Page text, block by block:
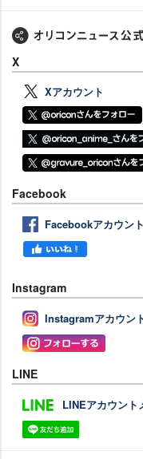
X
Xアカウント
Facebook
Facebookアカウント
Instagram
Instagramアカウン
LINE
LINEアカウント